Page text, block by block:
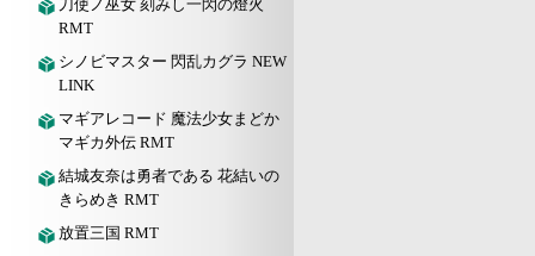
刀使ノ巫女 刻みし一閃の燈火
RMT
シノビマスター 閃乱カグラ NEW
LINK
マギアレコード 魔法少女まどか
マギカ外伝 RMT
結城友奈は勇者である 花結いの
きらめき RMT
放置三国 RMT